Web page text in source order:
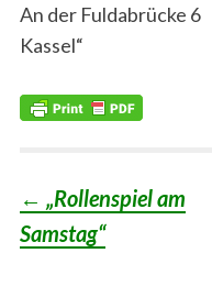
An der Fuldabrücke 6
Kassel“
Post
navigation
← „Rollenspiel am
Samstag“